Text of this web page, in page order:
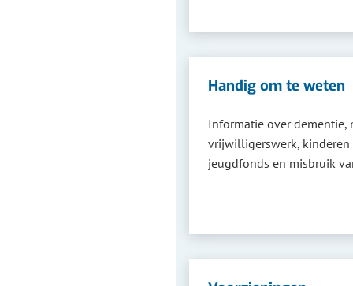
Handig om te weten
Informatie over dementie,
vrijwilligerswerk, kinderen
jeugdfonds en misbruik